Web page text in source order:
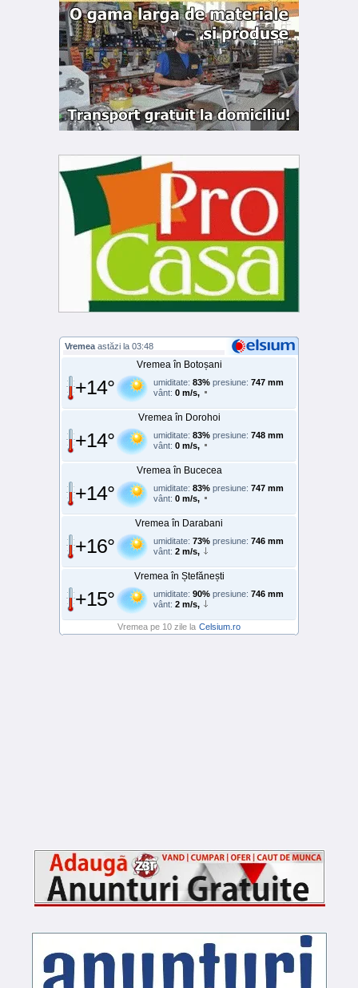
Vremea astăzi la 03:48
Vremea în Botoșani
+14° umiditate: 83% presiune: 747 mm
vânt: 0 m/s,
Vremea în Dorohoi
+14° umiditate: 83% presiune: 748 mm
vânt: 0 m/s,
Vremea în Bucecea
+14° umiditate: 83% presiune: 747 mm
vânt: 0 m/s,
Vremea în Darabani
+16° umiditate: 73% presiune: 746 mm
vânt: 2 m/s,
Vremea în Ștefănești
+15° umiditate: 90% presiune: 746 mm
vânt: 2 m/s,
Vremea pe 10 zile la Celsium.ro